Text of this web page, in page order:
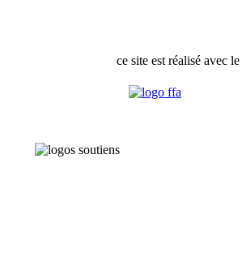
ce site est réalisé avec